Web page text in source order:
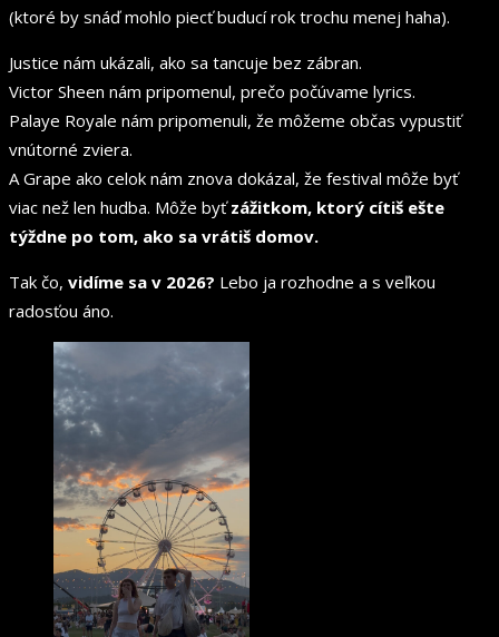
(ktoré by snáď mohlo piecť buducí rok trochu menej haha).
Justice nám ukázali, ako sa tancuje bez zábran.
Victor Sheen nám pripomenul, prečo počúvame lyrics.
Palaye Royale nám pripomenuli, že môžeme občas vypustiť
vnútorné zviera.
A Grape ako celok nám znova dokázal, že festival môže byť
viac než len hudba. Môže byťzážitkom, ktorý cítiš ešte
týždne po tom, ako sa vrátiš domov.
Tak čo, vidíme sa v 2026? Lebo ja rozhodne a s veľkou
radosťou áno.